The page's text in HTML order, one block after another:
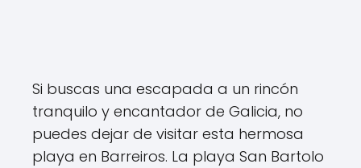
Si buscas una escapada a un rincón
tranquilo y encantador de Galicia, no
puedes dejar de visitar esta hermosa
playa en Barreiros. La playa San Bartolo